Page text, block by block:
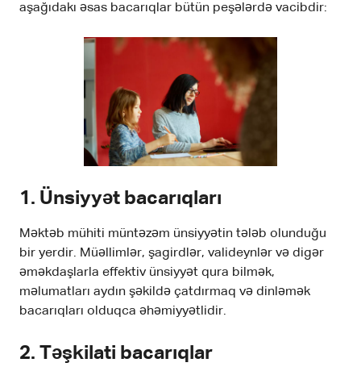
aşağıdakı əsas bacarıqlar bütün peşələrdə vacibdir:
1. Ünsiyyət bacarıqları
Məktəb mühiti müntəzəm ünsiyyətin tələb olunduğu
bir yerdir. Müəllimlər, şagirdlər, valideynlər və digər
əməkdaşlarla effektiv ünsiyyət qura bilmək,
məlumatları aydın şəkildə çatdırmaq və dinləmək
bacarıqları olduqca əhəmiyyətlidir.
2. Təşkilati bacarıqlar